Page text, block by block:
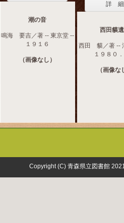
潮の音
鳴海 要吉／著 -- 東京堂 --
１９１６
（画像なし）
詳 細
西田貘
西田 貘／著 --
１９８０
（画像な
Copyright (C) 青森県立図書館